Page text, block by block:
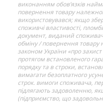
виконанням обов’язків
повернення товару
використовувався; якщо
споживчі властивості,
документ, виданий
обміну / повернення товару
законом України «про
протягом встановленого
порядку та в строки,
вимагати безоплатного
строк. вимоги споживача,
підлягають задоволенню,
(підприємство, що